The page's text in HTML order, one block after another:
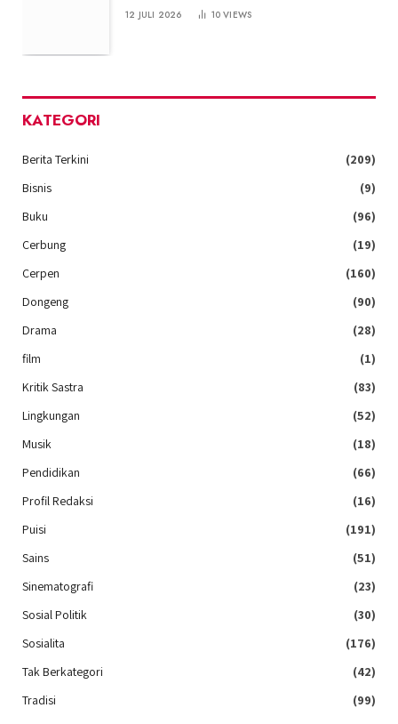
12 JULI 2026 10VIEWS
KATEGORI
Berita Terkini
(209)
Bisnis
(9)
Buku
(96)
Cerbung
(19)
Cerpen
(160)
Dongeng
(90)
Drama
(28)
film
(1)
Kritik Sastra
(83)
Lingkungan
(52)
Musik
(18)
Pendidikan
(66)
Profil Redaksi
(16)
Puisi
(191)
Sains
(51)
Sinematografi
(23)
Sosial Politik
(30)
Sosialita
(176)
Tak Berkategori
(42)
Tradisi
(99)